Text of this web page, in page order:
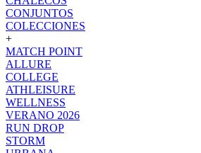
CONJUNTOS
COLECCIONES
+
MATCH POINT
ALLURE
COLLEGE
ATHLEISURE
WELLNESS
VERANO 2026
RUN DROP
STORM